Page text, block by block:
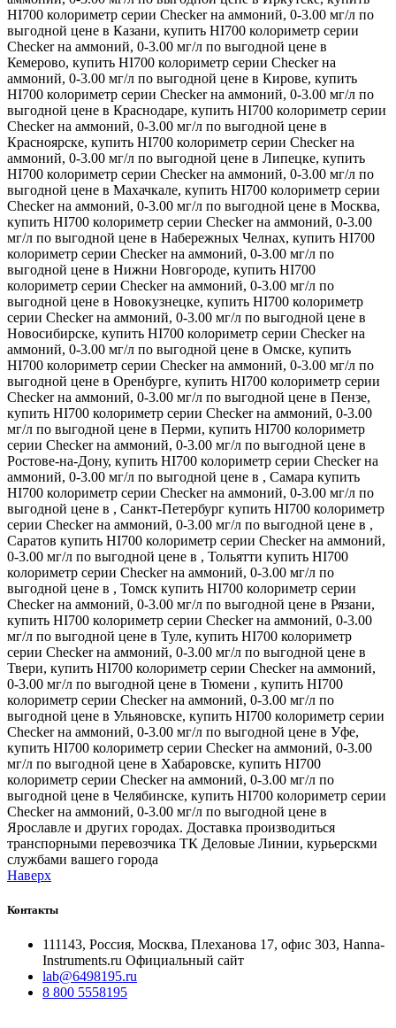
HI700 колориметр серии Checker на аммоний, 0-3.00 мг/л по
выгодной цене в Казани, купить HI700 колориметр серии
Checker на аммоний, 0-3.00 мг/л по выгодной цене в
Кемерово, купить HI700 колориметр серии Checker на
аммоний, 0-3.00 мг/л по выгодной цене в Кирове, купить
HI700 колориметр серии Checker на аммоний, 0-3.00 мг/л по
выгодной цене в Краснодаре, купить HI700 колориметр серии
Checker на аммоний, 0-3.00 мг/л по выгодной цене в
Красноярске, купить HI700 колориметр серии Checker на
аммоний, 0-3.00 мг/л по выгодной цене в Липецке, купить
HI700 колориметр серии Checker на аммоний, 0-3.00 мг/л по
выгодной цене в Махачкале, купить HI700 колориметр серии
Checker на аммоний, 0-3.00 мг/л по выгодной цене в Москва,
купить HI700 колориметр серии Checker на аммоний, 0-3.00
мг/л по выгодной цене в Набережных Челнах, купить HI700
колориметр серии Checker на аммоний, 0-3.00 мг/л по
выгодной цене в Нижни Новгороде, купить HI700
колориметр серии Checker на аммоний, 0-3.00 мг/л по
выгодной цене в Новокузнецке, купить HI700 колориметр
серии Checker на аммоний, 0-3.00 мг/л по выгодной цене в
Новосибирске, купить HI700 колориметр серии Checker на
аммоний, 0-3.00 мг/л по выгодной цене в Омске, купить
HI700 колориметр серии Checker на аммоний, 0-3.00 мг/л по
выгодной цене в Оренбурге, купить HI700 колориметр серии
Checker на аммоний, 0-3.00 мг/л по выгодной цене в Пензе,
купить HI700 колориметр серии Checker на аммоний, 0-3.00
мг/л по выгодной цене в Перми, купить HI700 колориметр
серии Checker на аммоний, 0-3.00 мг/л по выгодной цене в
Ростове-на-Дону, купить HI700 колориметр серии Checker на
аммоний, 0-3.00 мг/л по выгодной цене в , Самара купить
HI700 колориметр серии Checker на аммоний, 0-3.00 мг/л по
выгодной цене в , Санкт-Петербург купить HI700 колориметр
серии Checker на аммоний, 0-3.00 мг/л по выгодной цене в ,
Саратов купить HI700 колориметр серии Checker на аммоний,
0-3.00 мг/л по выгодной цене в , Тольятти купить HI700
колориметр серии Checker на аммоний, 0-3.00 мг/л по
выгодной цене в , Томск купить HI700 колориметр серии
Checker на аммоний, 0-3.00 мг/л по выгодной цене в Рязани,
купить HI700 колориметр серии Checker на аммоний, 0-3.00
мг/л по выгодной цене в Туле, купить HI700 колориметр
серии Checker на аммоний, 0-3.00 мг/л по выгодной цене в
Твери, купить HI700 колориметр серии Checker на аммоний,
0-3.00 мг/л по выгодной цене в Тюмени , купить HI700
колориметр серии Checker на аммоний, 0-3.00 мг/л по
выгодной цене в Ульяновске, купить HI700 колориметр серии
Checker на аммоний, 0-3.00 мг/л по выгодной цене в Уфе,
купить HI700 колориметр серии Checker на аммоний, 0-3.00
мг/л по выгодной цене в Хабаровске, купить HI700
колориметр серии Checker на аммоний, 0-3.00 мг/л по
выгодной цене в Челябинске, купить HI700 колориметр серии
Checker на аммоний, 0-3.00 мг/л по выгодной цене в
Ярославле и других городах. Доставка производиться
транспорными перевозчика ТК Деловые Линии, курьерскми
службами вашего города
Наверх
Контакты
111143, Россия, Москва, Плеханова 17, офис 303, Hanna-
Instruments.ru Официальный сайт
lab@6498195.ru
8 800 5558195